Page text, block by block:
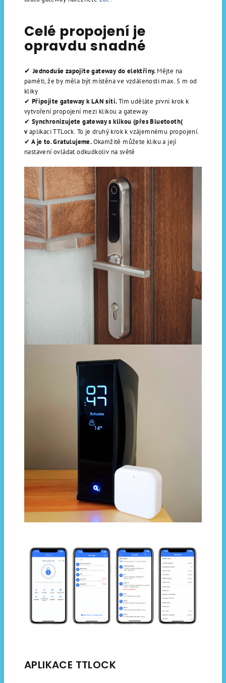
Celé propojení je
opravdu snadné
✔ Jednoduše zapojíte gateway do elektřiny. Mějte na
paměti, že by měla být místěna ve vzdálenosti max. 5 m od
kliky
✔ Připojíte gateway k LAN síti.Tím uděláte první krok k
vytvoření propojení mezi klikou a gateway
✔ Synchronizujete gateway s klikou (přes Bluetooth(
vaplikaci TTLock. To je druhý krok k vzájemnému propojení.
✔ A je to. Gratulujeme.Okamžitě můžete kliku a její
nastavení ovládat odkudkoliv na světě
APLIKACE TTLOCK